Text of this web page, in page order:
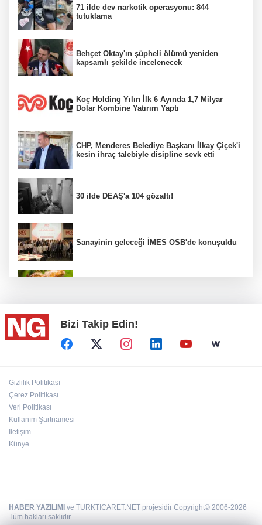
71 ilde dev narkotik operasyonu: 844
tutuklama
Behçet Oktay'ın şüpheli ölümü yeniden
kapsamlı şekilde incelenecek
Koç Holding Yılın İlk 6 Ayında 1,7 Milyar
Dolar Kombine Yatırım Yaptı
CHP, Menderes Belediye Başkanı İlkay Çiçek'i
kesin ihraç talebiyle disipline sevk etti
30 ilde DEAŞ'a 104 gözaltı!
Sanayinin geleceği İMES OSB'de konuşuldu
Türkiye, Suudi Arabistan ve Pakistan ortak
savunma anlaşması...
Bizi Takip Edin!
Gizlilik Politikası
Çerez Politikası
Veri Politikası
Kullanım Şartnamesi
İletişim
Künye
HABER YAZILIMI ve TURKTICARET.NET projesidir Copyright© 2006-2026
Tüm hakları saklıdır.